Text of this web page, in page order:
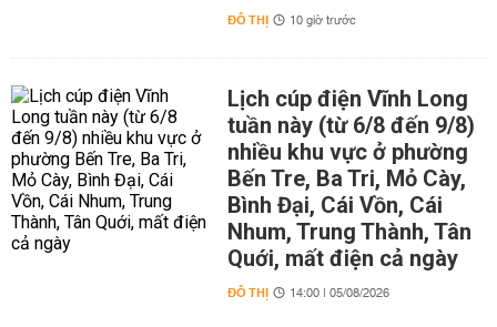
ĐÔ THỊ 10 giờ trước
Lịch cúp điện Vĩnh Long
tuần này (từ 6/8 đến 9/8)
nhiều khu vực ở phường
Bến Tre, Ba Tri, Mỏ Cày,
Bình Đại, Cái Vồn, Cái
Nhum, Trung Thành, Tân
Quới, mất điện cả ngày
ĐÔ THỊ 14:00 | 05/08/2026